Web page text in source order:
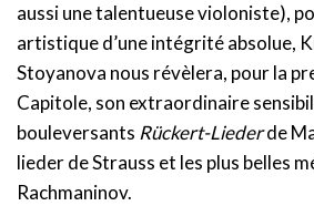
aussi une talentueuse violoniste),
artistique d’une intégrité absolue,
Stoyanova nous révèlera, pour la
Capitole, son extraordinaire
bouleversants Rückert-Liederde
lieder de Strauss et les plus belles
Rachmaninov.